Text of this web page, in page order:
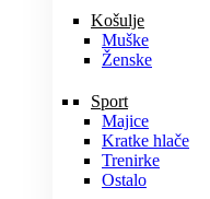
Košulje
Muške
Ženske
Sport
Majice
Kratke hlače
Trenirke
Ostalo